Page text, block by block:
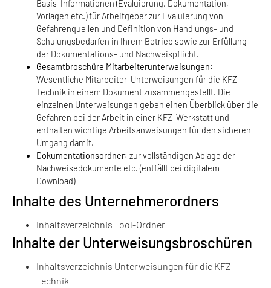
Basis-Informationen (Evaluierung, Dokumentation,
Vorlagen etc.) für Arbeitgeber zur Evaluierung von
Gefahrenquellen und Definition von Handlungs- und
Schulungsbedarfen in Ihrem Betrieb sowie zur Erfüllung
der Dokumentations- und Nachweispflicht.
Gesamtbroschüre Mitarbeiterunterweisungen:
Wesentliche Mitarbeiter-Unterweisungen für die KFZ-
Technik in einem Dokument zusammengestellt. Die
einzelnen Unterweisungen geben einen Überblick über die
Gefahren bei der Arbeit in einer KFZ-Werkstatt und
enthalten wichtige Arbeitsanweisungen für den sicheren
Umgang damit.
Dokumentationsordner: zur vollständigen Ablage der
Nachweisedokumente etc. (entfällt bei digitalem
Download)
Inhalte des Unternehmerordners
Inhaltsverzeichnis Tool-Ordner
Inhalte der Unterweisungsbroschüren
Inhaltsverzeichnis Unterweisungen für die KFZ-
Technik